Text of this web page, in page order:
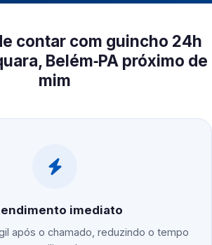
contar com guincho 24h
Belém‑PA próximo de
mim
imediato
após o chamado, reduzindo o tempo